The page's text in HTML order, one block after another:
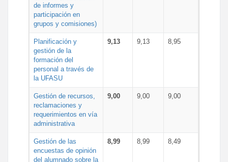
de informes y
participación en
grupos y comisiones)
Planificación y
gestión de la
formación del
personal a través de
la UFASU
9,13 9,13 8,95
Gestión de recursos,
reclamaciones y
requerimientos en vía
administrativa
9,00 9,00 9,00
Gestión de las
encuestas de opinión
del alumnado sobre la
8,99 8,99 8,49